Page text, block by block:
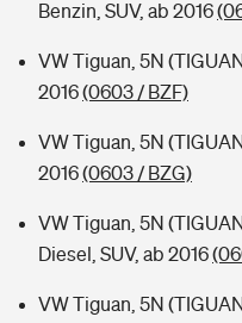
Benzin, SUV, ab 2016
VW Tiguan, 5N
2016(0603 / BZF)
VW Tiguan, 5N
2016(0603 / BZG)
VW Tiguan, 5N
Diesel, SUV, ab 2016
VW Tiguan, 5N